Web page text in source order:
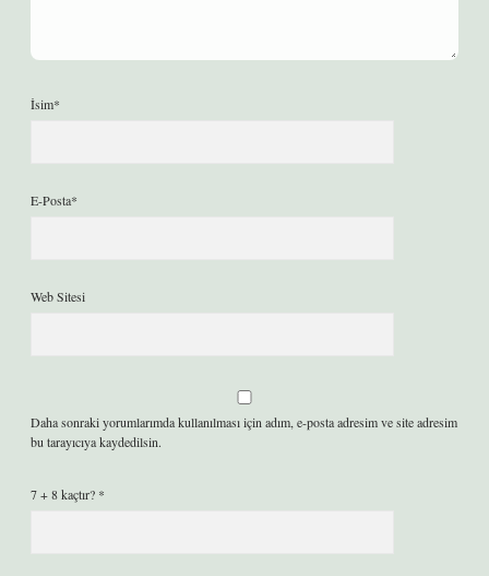
İsim*
E-Posta*
Web Sitesi
Daha sonraki yorumlarımda kullanılması için adım, e-posta adresim ve site adresim
bu tarayıcıya kaydedilsin.
7 + 8 kaçtır? *